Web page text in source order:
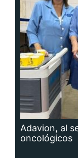
Adavion, al
oncológicos